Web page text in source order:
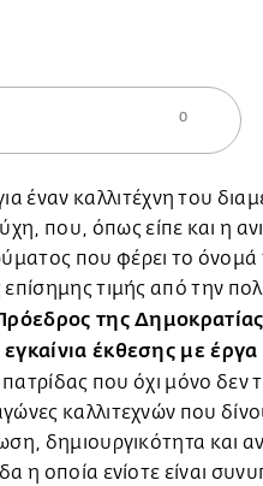
0
έναν καλλιτέχνη του
που, όπως είπε και η
που φέρει το όνομά
τιμής από την
της
έκθεσης με έργα
πατρίδας που όχι μόνο δεν
καλλιτεχνών που
δημιουργικότητα και
η οποία ενίοτε είναι